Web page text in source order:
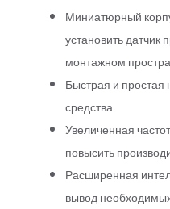
Миниатюрный
установить датчик
монтажном
Быстрая и простая
средства
Увеличенная
повысить
Расширенная
вывод